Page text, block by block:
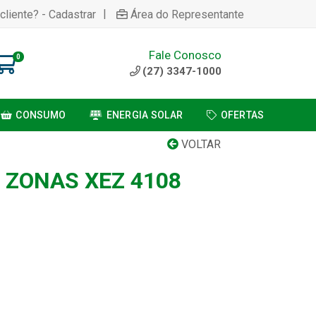
- Cadastrar | Área do Representante
0 Fale Conosco
(27) 3347-1000
CONSUMO ENERGIA SOLAR OFERTAS
VOLTAR
ZONAS XEZ 4108